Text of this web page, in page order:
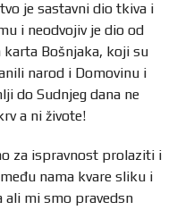
je sastavni dio tkiva i
i neodvojiv je dio od
karta Bošnjaka, koji su
narod i Domovinu i
do Sudnjeg dana ne
a ni živote!
za ispravnost prolaziti i
nama kvare sliku i
ali mi smo pravedsn